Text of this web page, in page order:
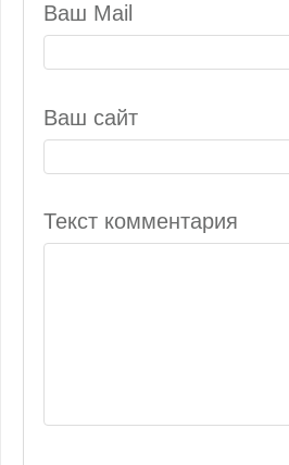
Ваш Mail
Ваш сайт
Текст комментария